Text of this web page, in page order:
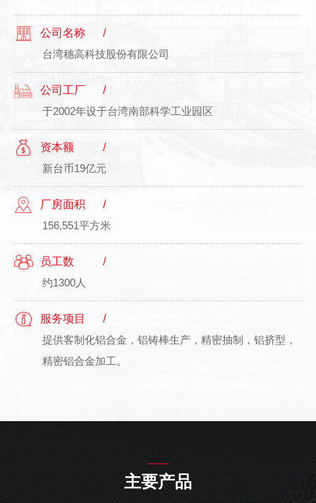
公司名称
台湾穗高科技股份有限公司
公司工厂
于2002年设于台湾南部科学工业园区
资本额
新台币19亿元
厂房面积
156,551平方米
员工数
约1300人
服务项目
提供客制化铝合金，铝铸棒生产，精密抽制，铝挤型，
精密铝合金加工。
主要产品